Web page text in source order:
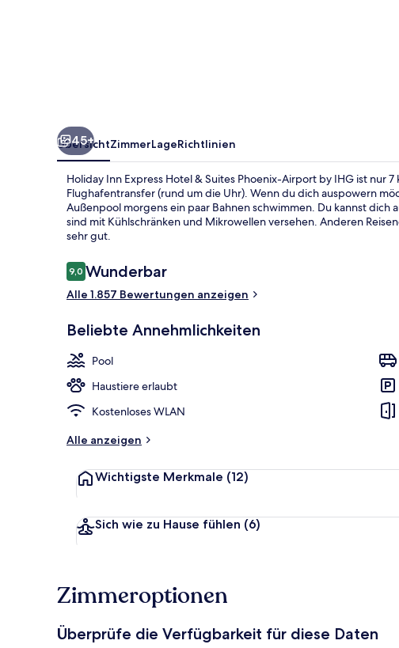
45+
ÜbersichtZimmerLageRichtlinien
Holiday Inn Express Hotel & Suites Phoenix-Airport by IHG ist nur
Flughafentransfer (rund um die Uhr). Wenn du dich auspowern
Außenpool morgens ein paar Bahnen schwimmen. Du kannst
sind mit Kühlschränken und Mikrowellen versehen. Anderen
sehr gut.
Bewertungen
9,09,0 von 10.
Wunderbar
Alle 1.857 Bewertungen anzeigen
Beliebte Annehmlichkeiten
Pool
Haustiere erlaubt
Kostenloses WLAN
Alle anzeigen
Wichtigste Merkmale (12)
Sich wie zu Hause fühlen (6)
Zimmeroptionen
Überprüfe die Verfügbarkeit für diese Daten